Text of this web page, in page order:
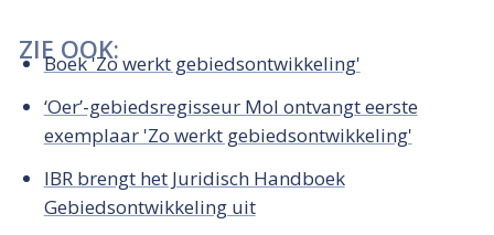
ZIE OOK:
Boek 'Zo werkt gebiedsontwikkeling'
‘Oer’-gebiedsregisseur Mol ontvangt eerste
exemplaar 'Zo werkt gebiedsontwikkeling'
IBR brengt het Juridisch Handboek
Gebiedsontwikkeling uit